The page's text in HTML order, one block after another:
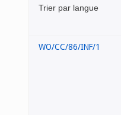
Trier par langue
WO/CC/86/INF/1